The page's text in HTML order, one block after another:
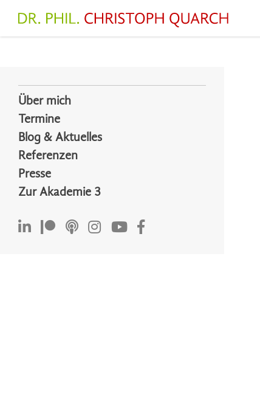
Inhalt
Über mich
Termine
Blog & Aktuelles
Referenzen
Presse
Zur Akademie 3